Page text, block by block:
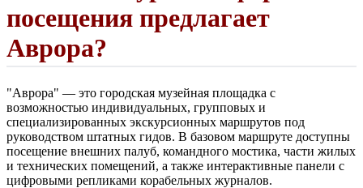
посещения предлагает
Аврора?
"Аврора" — это городская музейная площадка с
возможностью индивидуальных, групповых и
специализированных экскурсионных маршрутов под
руководством штатных гидов. В базовом маршруте доступны
посещение внешних палуб, командного мостика, части жилых
и технических помещений, а также интерактивные панели с
цифровыми репликами корабельных журналов.